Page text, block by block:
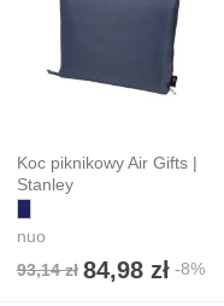
Koc piknikowy Air Gifts |
Stanley
nuo
93,14 zł 84,98 zł-8%